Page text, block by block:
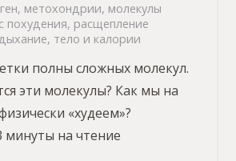
, метохондрии, молекулы
похудения, расщепление
, тело и калории
полны сложных молекул.
эти молекулы? Как мы на
«худеем»?
минуты на чтение